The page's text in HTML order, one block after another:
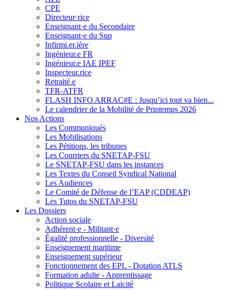
CPE
Directeur·rice
Enseignant·e du Secondaire
Enseignant·e du Sup
Infirmi.er.ière
Ingénieur.e FR
Ingénieur.e IAE IPEF
Inspecteur.rice
Retraité.e
TFR-ATFR
FLASH INFO ARRAC#E : Jusqu’ici tout va bien...
Le calendrier de la Mobilité de Printemps 2026
Nos Actions
Les Communiqués
Les Mobilisations
Les Pétitions, les tribunes
Les Courriers du SNETAP-FSU
Le SNETAP-FSU dans les instances
Les Textes du Conseil Syndical National
Les Audiences
Le Comité de Défense de l’EAP (CDDEAP)
Les Tutos du SNETAP-FSU
Les Dossiers
Action sociale
Adhérent·e - Militant·e
Égalité professionnelle - Diversité
Enseignement maritime
Enseignement supérieur
Fonctionnement des EPL - Dotation ATLS
Formation adulte - Apprentissage
Politique Scolaire et Laïcité